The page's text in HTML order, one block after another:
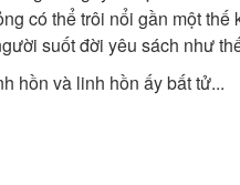
có thể trôi nổi gần một thế
suốt đời yêu sách như
hồn và linh hồn ấy bất tử...